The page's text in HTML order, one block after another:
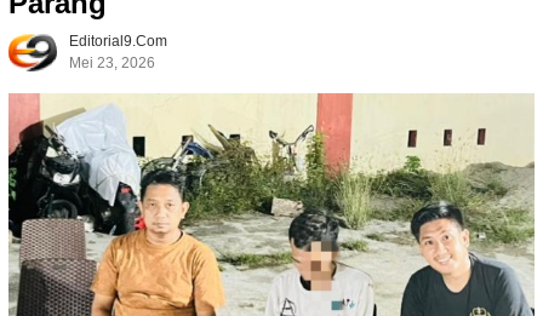
Editorial9.com
Mei 23, 2026